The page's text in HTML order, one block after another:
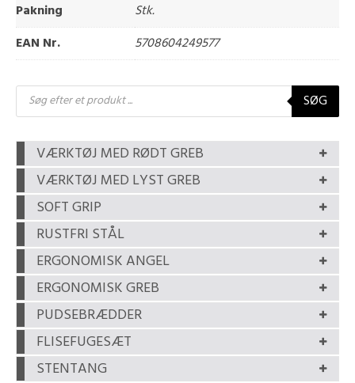
Pakning
Stk.
EAN Nr.
5708604249577
Products
search SØG
VÆRKTØJ MED RØDT GREB
VÆRKTØJ MED LYST GREB
SOFT GRIP
RUSTFRI STÅL
ERGONOMISK ANGEL
ERGONOMISK GREB
PUDSEBRÆDDER
FLISEFUGESÆT
STENTANG